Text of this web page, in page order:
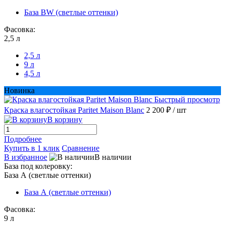
База BW (светлые оттенки)
Фасовка:
2,5 л
2,5 л
9 л
4,5 л
Новинка
Быстрый просмотр
Краска влагостойкая Paritet Maison Blanc 2 200 ₽ / шт
В корзину
Подробнее
Купить в 1 клик Сравнение
В избранное
В наличии
База под колеровку:
База А (светлые оттенки)
База А (светлые оттенки)
Фасовка:
9 л